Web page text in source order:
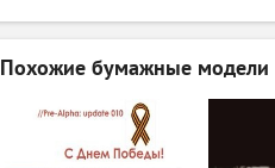
Похожие бумажные модели